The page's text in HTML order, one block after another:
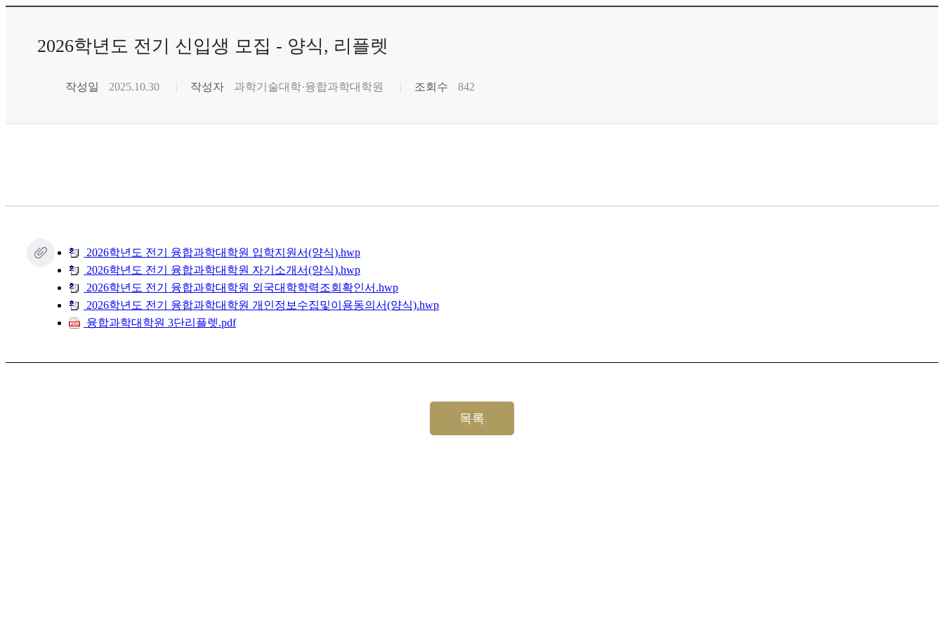
2026학년도 전기 신입생 모집 - 양식, 리플렛
작성일 2025.10.30 작성자 과학기술대학·융합과학대학원 조회수 842
2026학년도 전기 융합과학대학원 입학지원서(양식).hwp
2026학년도 전기 융합과학대학원 자기소개서(양식).hwp
2026학년도 전기 융합과학대학원 외국대학학력조회확인서.hwp
2026학년도 전기 융합과학대학원 개인정보수집및이용동의서(양식).hwp
융합과학대학원 3단리플렛.pdf